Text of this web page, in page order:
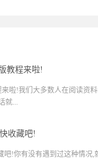
教程来啦!
啦!我们大多数人在阅读资
就...
收藏吧!
吧!你有没有遇到过这种情况